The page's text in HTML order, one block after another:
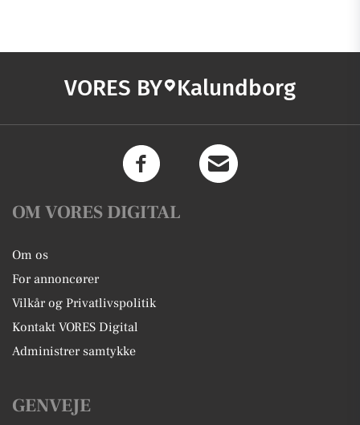
VORES BY Kalundborg
OM VORES DIGITAL
Om os
For annoncører
Vilkår og Privatlivspolitik
Kontakt VORES Digital
Administrer samtykke
GENVEJE